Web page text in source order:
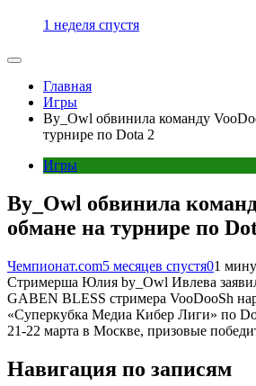
1 неделя спустя
Главная
Игры
By_Owl обвинила команду
турнире по Dota 2
Игры
By_Owl обвинила
обмане на турнире по
Чемпионат.com5 месяцев спустя01
Стримерша Юлия by_Owl Ивлева
GABEN BLESS стримера VooDooSh
«Суперкубка Медиа Кибер Лиги» по
21-22 марта в Москве, призовые
Навигация по записям